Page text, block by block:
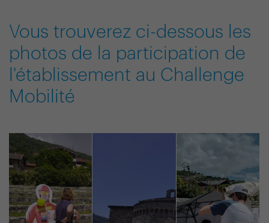
Vous trouverez ci-dessous les
photos de la participation de
l'établissement au Challenge
Mobilité